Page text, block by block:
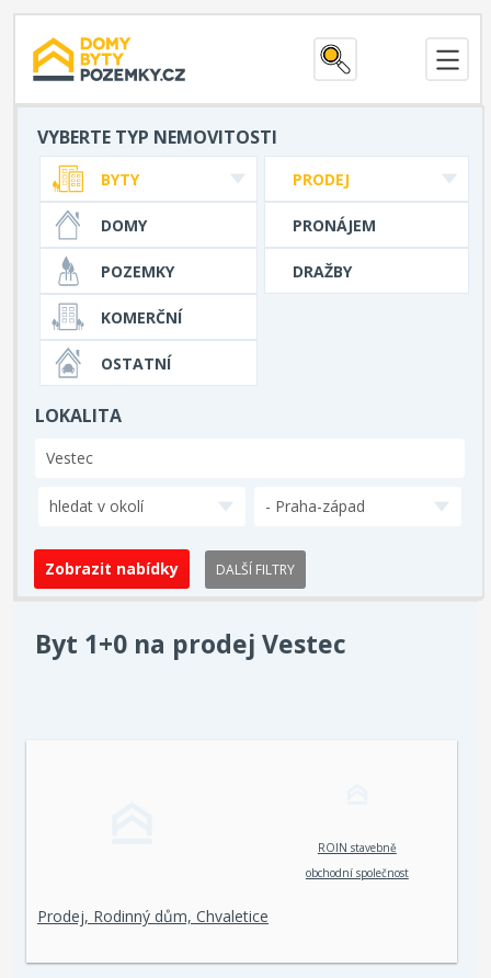
VYBERTE TYP NEMOVITOSTI
PRODEJ
PRONÁJEM
DRAŽBY
BYTY
DOMY
POZEMKY
KOMERČNÍ
OSTATNÍ
LOKALITA
hledat v okolí - Praha-západ
DALŠÍ FILTRY
Byt 1+0 na prodej Vestec
ROIN stavebně
obchodní společnost
Prodej, Rodinný dům, Chvaletice